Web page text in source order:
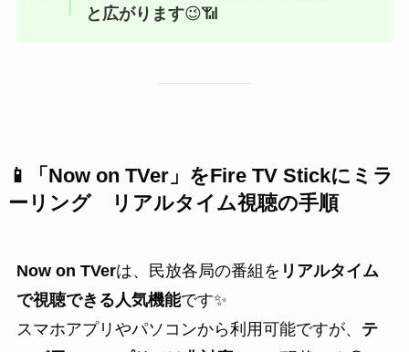
と広がります😉📶
📱「Now on TVer」をFire TV Stickにミラ
ーリング リアルタイム視聴の手順
Now on TVerは、民放各局の番組を リアルタイム
で視聴できる人気機能です✨
スマホアプリやパソコンから利用可能ですが、 テ